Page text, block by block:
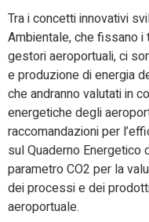
Tra i concetti innovativi
Ambientale, che fissano
gestori aeroportuali, ci
e produzione di energia
che andranno valutati in
energetiche degli
raccomandazioni per
sul Quaderno Energetico
parametro CO2 per la
dei processi e dei
aeroportuale.